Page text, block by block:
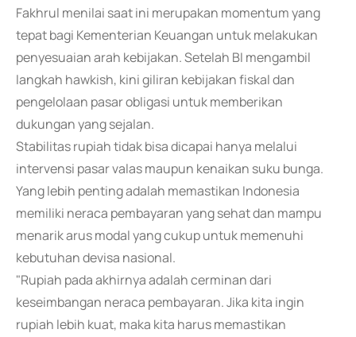
Fakhrul menilai saat ini merupakan momentum yang
tepat bagi Kementerian Keuangan untuk melakukan
penyesuaian arah kebijakan. Setelah BI mengambil
langkah hawkish, kini giliran kebijakan fiskal dan
pengelolaan pasar obligasi untuk memberikan
dukungan yang sejalan.
Stabilitas rupiah tidak bisa dicapai hanya melalui
intervensi pasar valas maupun kenaikan suku bunga.
Yang lebih penting adalah memastikan Indonesia
memiliki neraca pembayaran yang sehat dan mampu
menarik arus modal yang cukup untuk memenuhi
kebutuhan devisa nasional.
"Rupiah pada akhirnya adalah cerminan dari
keseimbangan neraca pembayaran. Jika kita ingin
rupiah lebih kuat, maka kita harus memastikan